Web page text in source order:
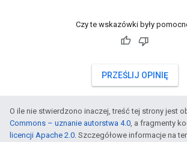
Czy te wskazówki były
PRZEŚLIJ OPINIĘ
O ile nie stwierdzono inaczej, treść tej strony jest
Commons – uznanie autorstwa 4.0, a fragmenty
licencji Apache 2.0. Szczegółowe informacje na